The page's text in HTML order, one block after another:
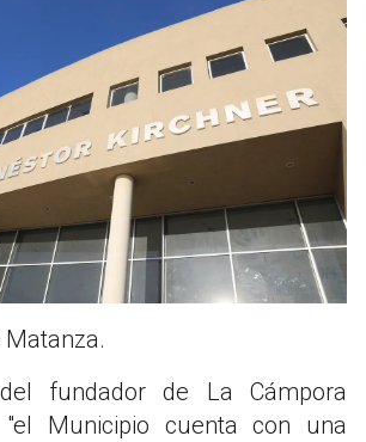
fundador de La Cámpora
Municipio cuenta con una